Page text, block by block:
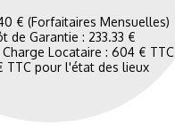
€ (Forfaitaires Mensuelles)
de Garantie : 233.33 €
Locataire : 604 € TTC
TTC pour l'état des lieux